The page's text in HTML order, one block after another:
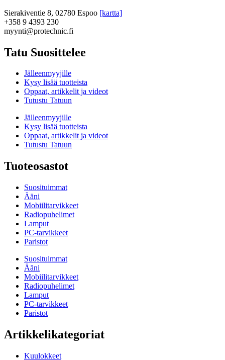
Sierakiventie 8, 02780 Espoo [kartta]
+358 9 4393 230
myynti@protechnic.fi
Tatu Suosittelee
Jälleenmyyjille
Kysy lisää tuotteista
Oppaat, artikkelit ja videot
Tutustu Tatuun
Jälleenmyyjille
Kysy lisää tuotteista
Oppaat, artikkelit ja videot
Tutustu Tatuun
Tuoteosastot
Suosituimmat
Ääni
Mobiilitarvikkeet
Radiopuhelimet
Lamput
PC-tarvikkeet
Paristot
Suosituimmat
Ääni
Mobiilitarvikkeet
Radiopuhelimet
Lamput
PC-tarvikkeet
Paristot
Artikkelikategoriat
Kuulokkeet